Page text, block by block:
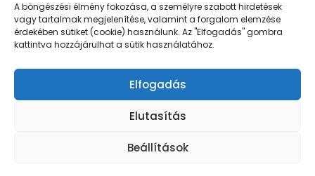
A böngészési élmény fokozása, a személyre szabott hirdetések
vagy tartalmak megjelenítése, valamint a forgalom elemzése
érdekében sütiket (cookie) használunk. Az "Elfogadás" gombra
kattintva hozzájárulhat a sütik használatához.
Elfogadás
Elutasítás
Beállítások
Impresszum
Általános Szerződési Feltételek
Adatvédelmi irányelvek
Rólam
Cookie Policy (EU)